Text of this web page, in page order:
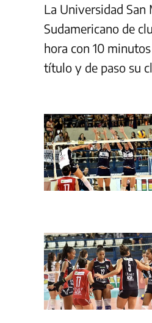
La Universidad
Sudamericano de
hora con 10
título y de paso su